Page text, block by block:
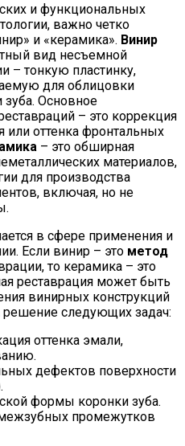
и функциональных
важно четко
и «керамика». Винир
вид несъемной
– тонкую пластинку,
для облицовки
зуба. Основное
– это коррекция
оттенка фронтальных
– это обширная
материалов,
для производства
включая, но не
в сфере применения и
Если винир – это метод
то керамика – это
реставрация может быть
винирных конструкций
следующих задач:
оттенка эмали,
дефектов поверхности
формы коронки зуба.
промежутков